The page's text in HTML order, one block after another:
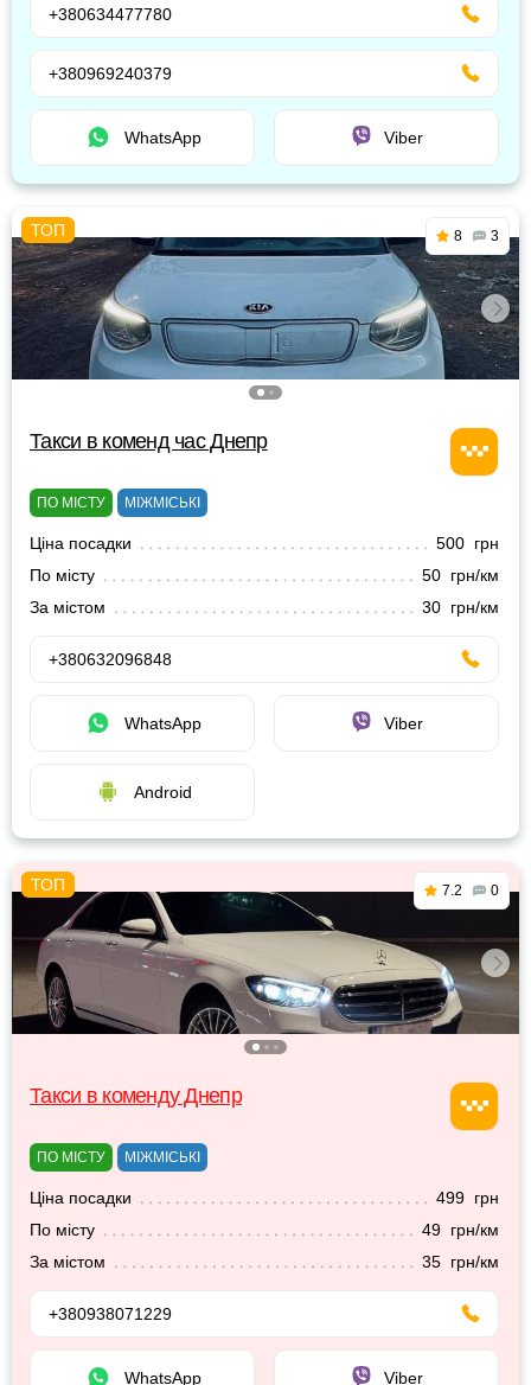
+380634477780
+380969240379
WhatsApp Viber
8 3
Такси в коменд час Днепр
ПО МІСТУ МІЖМІСЬКІ
Ціна посадки
500 грн
По місту
50 грн/км
За містом
30 грн/км
+380632096848
WhatsApp Viber
Android
7.2 0
Такси в коменду Днепр
ПО МІСТУ МІЖМІСЬКІ
Ціна посадки
499 грн
По місту
49 грн/км
За містом
35 грн/км
+380938071229
WhatsApp Viber